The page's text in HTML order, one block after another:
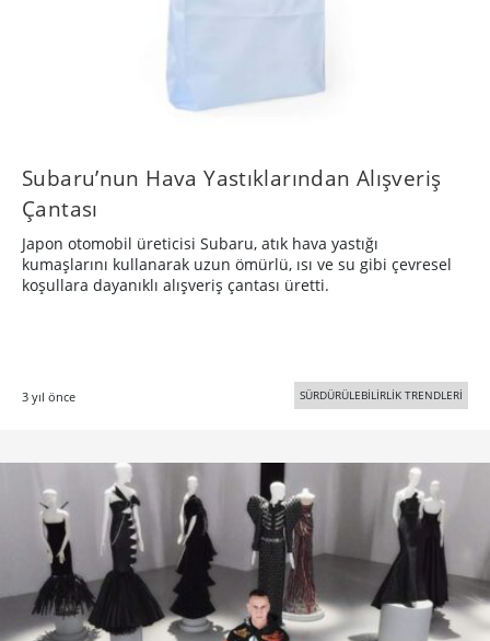
Subaru’nun Hava Yastıklarından Alışveriş
Çantası
Japon otomobil üreticisi Subaru, atık hava yastığı
kumaşlarını kullanarak uzun ömürlü, ısı ve su gibi çevresel
koşullara dayanıklı alışveriş çantası üretti.
3 yıl önce SÜRDÜRÜLEBİLİRLİK TRENDLERİ